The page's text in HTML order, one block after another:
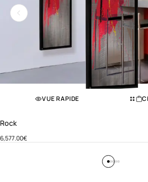
VUE RAPIDE
Rock
6,577.00€